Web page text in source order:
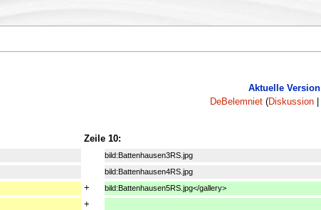
Aktuelle Version
DeBelemniet(Diskussion|
Zeile 10:
bild:Battenhausen3RS.jpg
bild:Battenhausen4RS.jpg
+ bild:Battenhausen5RS.jpg</gallery>
+